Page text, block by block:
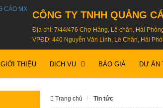
CÔNG TY TNHH QUẢNG
Địa chỉ: 7/44/476 Chợ Hàng, Lê chân, Hải
VPĐD: 440 Nguyễn Văn Linh, Lê Chân, Hải
GIỚI THIỆU DỊCH VỤ BÁO GIÁ DỰ ÁN
Trang chủ Tin tức